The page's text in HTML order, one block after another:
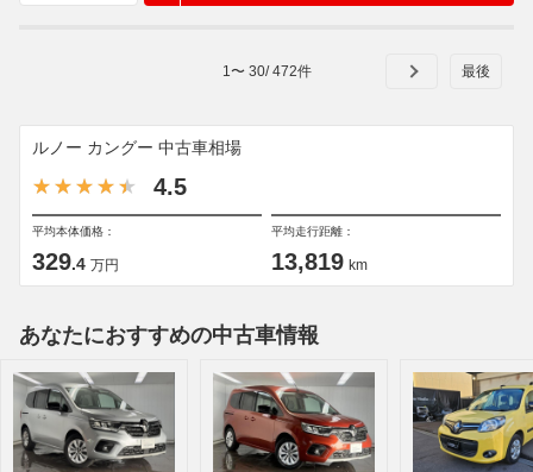
1 〜 30/472件
ルノー カングー 中古車相場
4.5
平均本体価格：
329.4 万円
平均走行距離：
13,819 km
あなたにおすすめの中古車情報